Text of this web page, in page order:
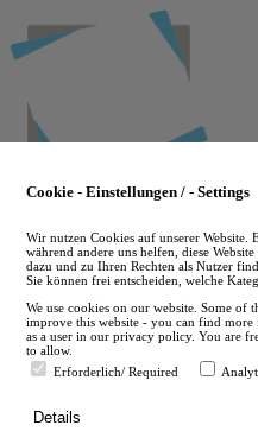
to
main
en
Cookie - Einstellungen / - Settings
Wir nutzen Cookies auf unserer Website.
während andere uns helfen, diese
dazu und zu Ihren Rechten als Nutzer
Sie können frei entscheiden, welche
We use cookies on our website. Some of
improve this website - you can find
as a user in our privacy policy. You are
to allow.
Erforderlich/ Required
Details